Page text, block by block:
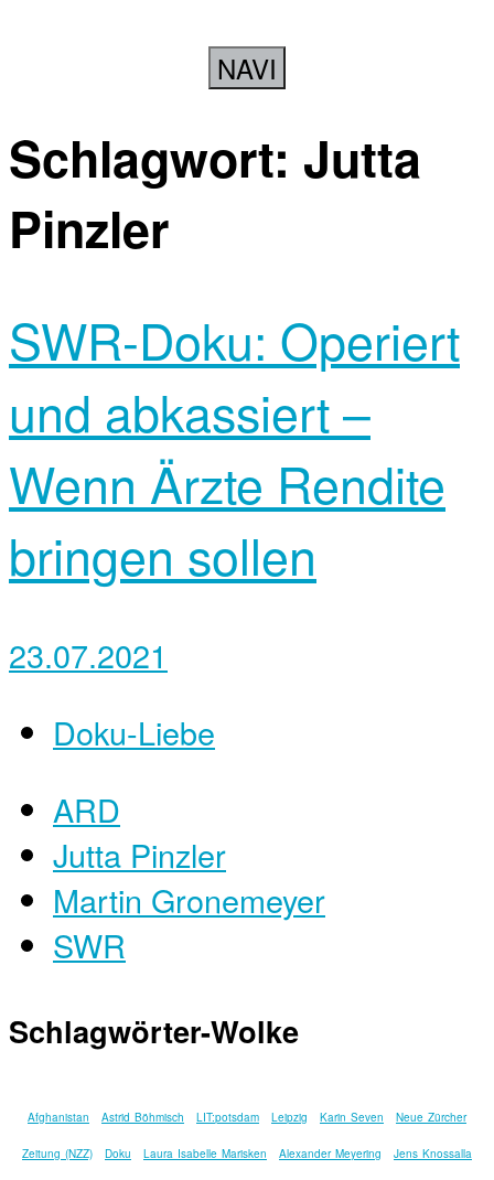
NAVI
Schlagwort: Jutta
Pinzler
SWR-Doku: Operiert
und abkassiert –
Wenn Ärzte Rendite
bringen sollen
23.07.2021
Doku-Liebe
ARD
Jutta Pinzler
Martin Gronemeyer
SWR
Schlagwörter-Wolke
Afghanistan Astrid Böhmisch LIT:potsdam Leipzig Karin Seven Neue Zürcher
Zeitung (NZZ) Doku Laura Isabelle Marisken Alexander Meyering Jens Knossalla